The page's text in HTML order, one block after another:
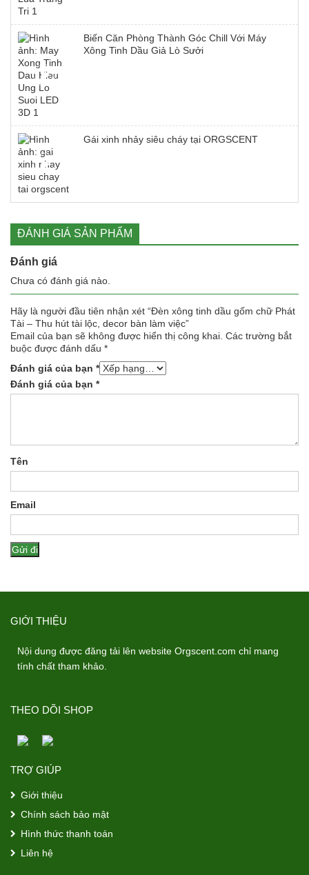
Biến Căn Phòng Thành Góc Chill Với Máy
Xông Tinh Dầu Giả Lò Sưởi
Gái xinh nhảy siêu cháy tại ORGSCENT
ĐÁNH GIÁ SẢN PHẨM
Đánh giá
Chưa có đánh giá nào.
Hãy là người đầu tiên nhận xét “Đèn xông tinh dầu gốm chữ Phát
Tài – Thu hút tài lộc, decor bàn làm việc”
Email của bạn sẽ không được hiển thị công khai. Các trường bắt
buộc được đánh dấu *
Đánh giá của bạn *
Đánh giá của bạn *
Tên
Email
GIỚI THIỆU
Nội dung được đăng tải lên website Orgscent.com chỉ mang
tính chất tham khảo.
THEO DÕI SHOP
TRỢ GIÚP
Giới thiệu
Chính sách bảo mật
Hình thức thanh toán
Liên hệ